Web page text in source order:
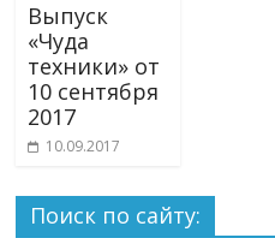
Выпуск
«Чуда
техники» от
10 сентября
2017
10.09.2017
Поиск по сайту: